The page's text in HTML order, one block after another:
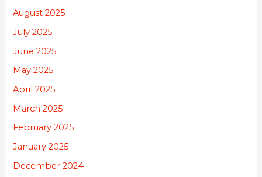
August 2025
July 2025
June 2025
May 2025
April 2025
March 2025
February 2025
January 2025
December 2024